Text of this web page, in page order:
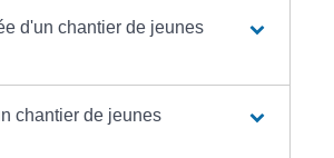
d'un chantier de jeunes
chantier de jeunes